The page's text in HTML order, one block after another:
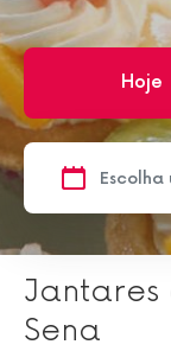
Hoje
Jantares
Sena